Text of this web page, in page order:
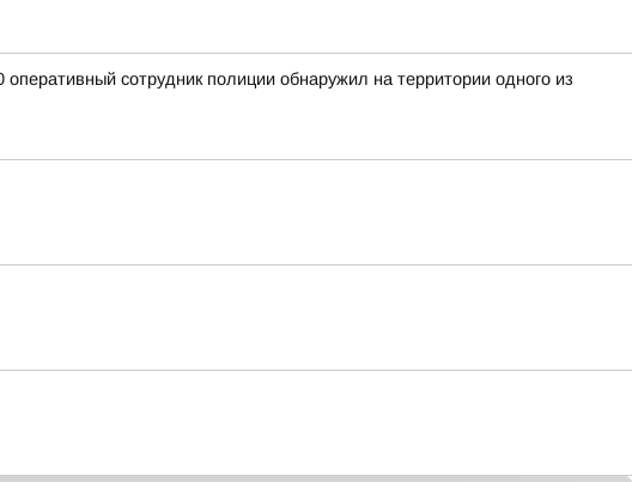
сотрудник полиции обнаружил на территории одного из